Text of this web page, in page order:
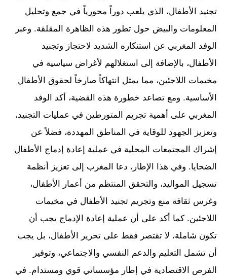
تجنيد الأطفال، الذي يلعب دوراً محورياً في جمع وتحليل
المعلومات والبيض حول تطور هذه الظاهرة المقلقة. وعبر
الوفد المغربي عن استنكاره الشديد لاحتجاز وتجنيد
الأطفال، بالإضافة إلى استغلالهم لأغراض سياسية في
مخيمات اللاجئين، مما يمثل انتهاكاً صارخاً لحقوق الأطفال
الأساسية. ومع تصاعد خطورة هذه القضية، أكد الوفد
المغربي على أهمية تجريم المتورطين في عمليات التجنيد،
وتعزيز الجهود للوقاية في المناطق المهددة، فضلاً عن
إشراك المجتمعات المحلية في عملية إعادة إدماج الأطفال
الضحايا. وفي هذا الإطار، دعا المغرب إلى تعزيز أنظمة
تسجيل المواليد، والتحقق المنتظم من أعمار الأطفال،
وغرس ثقافة منع وتجريم تجنيد الأطفال في مخيمات
اللاجئين. كما أكد على أن عملية إعادة الإدماج يجب أن
تكون شاملة، لا تقتصر فقط على تحرير الأطفال، بل يجب
أن تشمل التعليم والدعم النفسي والاجتماعي، وتوفير
الفرص الاقتصادية في إطار مؤسساتي قوي ومستدام. في